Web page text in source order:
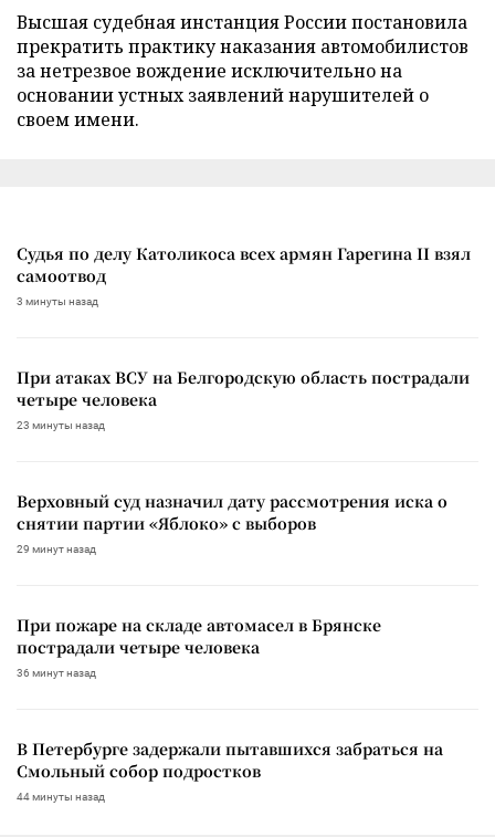
Высшая судебная инстанция России постановила
прекратить практику наказания автомобилистов
за нетрезвое вождение исключительно на
основании устных заявлений нарушителей о
своем имени.
Судья по делу Католикоса всех армян Гарегина II взял
самоотвод
3 минуты назад
При атаках ВСУ на Белгородскую область пострадали
четыре человека
23 минуты назад
Верховный суд назначил дату рассмотрения иска о
снятии партии «Яблоко» с выборов
29 минут назад
При пожаре на складе автомасел в Брянске
пострадали четыре человека
36 минут назад
В Петербурге задержали пытавшихся забраться на
Смольный собор подростков
44 минуты назад